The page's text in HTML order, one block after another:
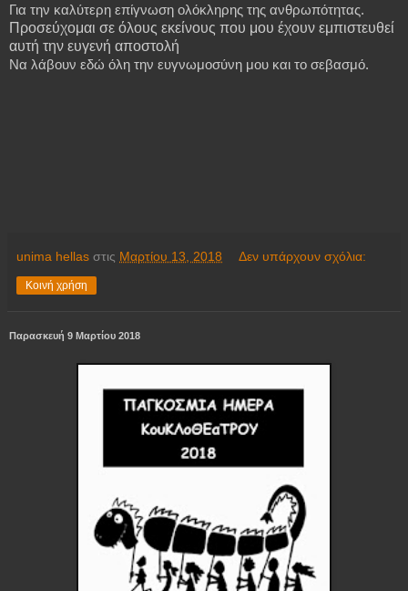
Για την καλύτερη επίγνωση ολόκληρης της ανθρωπότητας.
Προσεύχομαι σε όλους εκείνους που μου έχουν εμπιστευθεί
αυτή την ευγενή αποστολή
Να λάβουν εδώ όλη την ευγνωμοσύνη μου και το σεβασμό.
unima hellas στις Μαρτίου 13, 2018 Δεν υπάρχουν σχόλια:
Κοινή χρήση
Παρασκευή 9 Μαρτίου 2018